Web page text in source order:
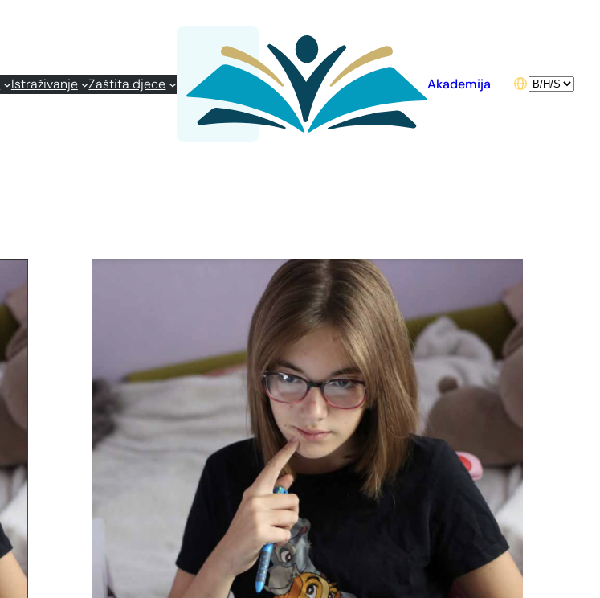
Istraživanje Zaštita djece Akademija Choose
a